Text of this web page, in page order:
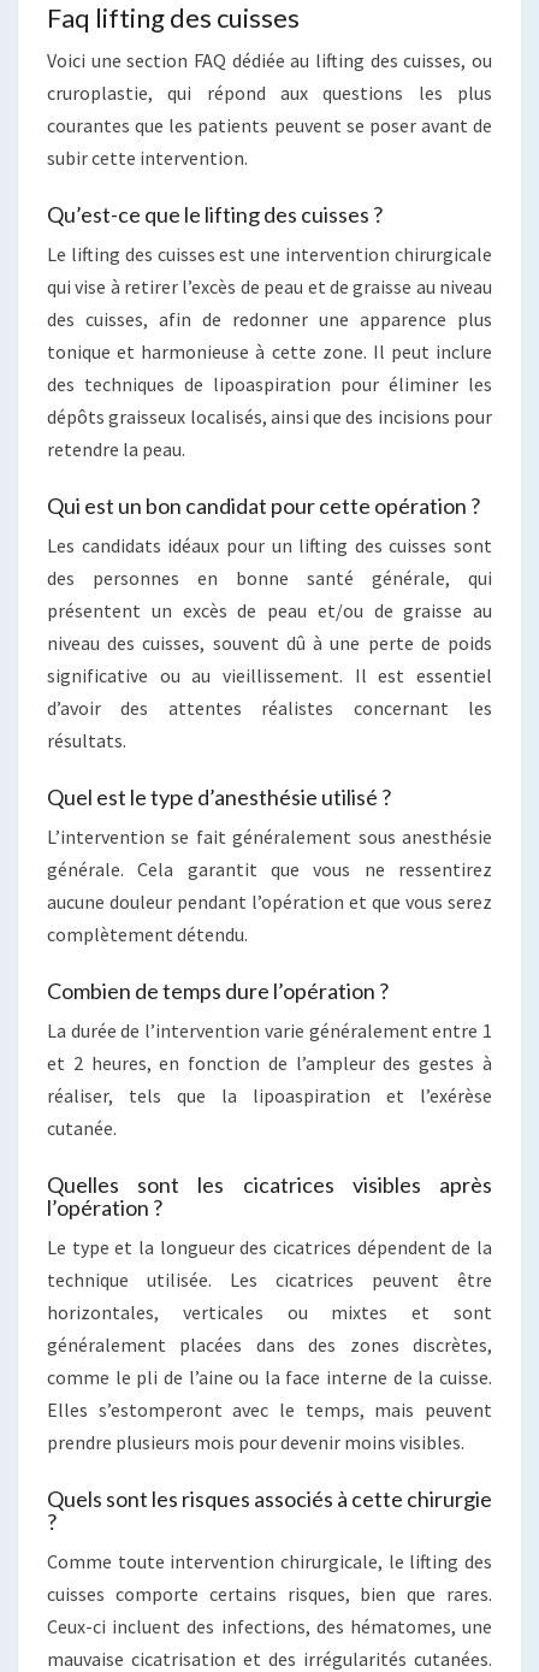
Faq lifting des cuisses
Voici une section FAQ dédiée au lifting des cuisses, ou
cruroplastie, qui répond aux questions les plus
courantes que les patients peuvent se poser avant de
subir cette intervention.
Qu’est-ce que le lifting des cuisses ?
Le lifting des cuisses est une intervention chirurgicale
qui vise à retirer l’excès de peau et de graisse au niveau
des cuisses, afin de redonner une apparence plus
tonique et harmonieuse à cette zone. Il peut inclure
des techniques de lipoaspiration pour éliminer les
dépôts graisseux localisés, ainsi que des incisions pour
retendre la peau.
Qui est un bon candidat pour cette opération ?
Les candidats idéaux pour un lifting des cuisses sont
des personnes en bonne santé générale, qui
présentent un excès de peau et/ou de graisse au
niveau des cuisses, souvent dû à une perte de poids
significative ou au vieillissement. Il est essentiel
d’avoir des attentes réalistes concernant les
résultats.
Quel est le type d’anesthésie utilisé ?
L’intervention se fait généralement sous anesthésie
générale. Cela garantit que vous ne ressentirez
aucune douleur pendant l’opération et que vous serez
complètement détendu.
Combien de temps dure l’opération ?
La durée de l’intervention varie généralement entre 1
et 2 heures, en fonction de l’ampleur des gestes à
réaliser, tels que la lipoaspiration et l’exérèse
cutanée.
Quelles sont les cicatrices visibles après
l’opération ?
Le type et la longueur des cicatrices dépendent de la
technique utilisée. Les cicatrices peuvent être
horizontales, verticales ou mixtes et sont
généralement placées dans des zones discrètes,
comme le pli de l’aine ou la face interne de la cuisse.
Elles s’estomperont avec le temps, mais peuvent
prendre plusieurs mois pour devenir moins visibles.
Quels sont les risques associés à cette chirurgie
?
Comme toute intervention chirurgicale, le lifting des
cuisses comporte certains risques, bien que rares.
Ceux-ci incluent des infections, des hématomes, une
mauvaise cicatrisation et des irrégularités cutanées.